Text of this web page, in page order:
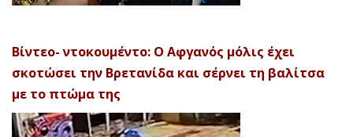
Βίντεο- ντοκουμέντο: Ο Αφγανός μόλις έχει
σκοτώσει την Βρετανίδα και σέρνει τη βαλίτσα
με το πτώμα της